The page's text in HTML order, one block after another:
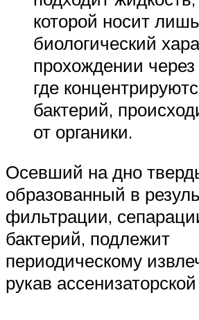
которой носит лишь
биологический
прохождении через
где
бактерий,
от органики.
Осевший на дно
образованный в
фильтрации,
бактерий, подлежит
периодическому
рукав